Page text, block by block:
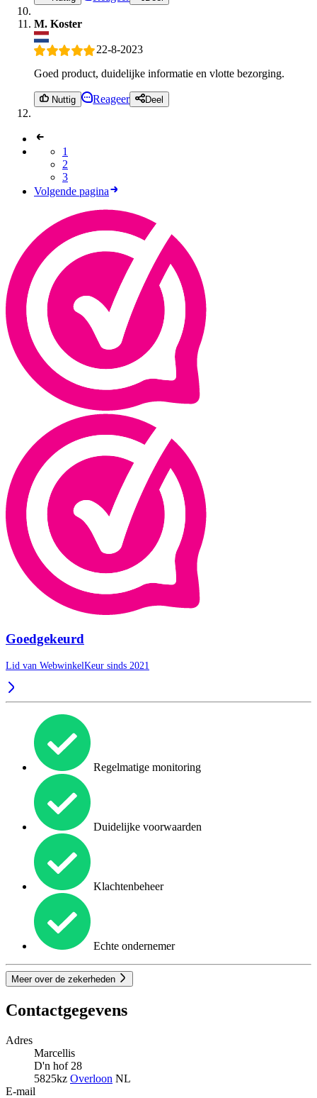
M. Koster
22-8-2023
Goed product, duidelijke informatie en vlotte bezorging.
Nuttig Reageer Deel
1
2
3
Volgende pagina
Goedgekeurd
Lid van WebwinkelKeur sinds 2021
Regelmatige monitoring
Duidelijke voorwaarden
Klachtenbeheer
Echte ondernemer
Meer over de zekerheden
Contactgegevens
Adres
Marcellis
D'n hof 28
5825kz Overloon NL
E-mail